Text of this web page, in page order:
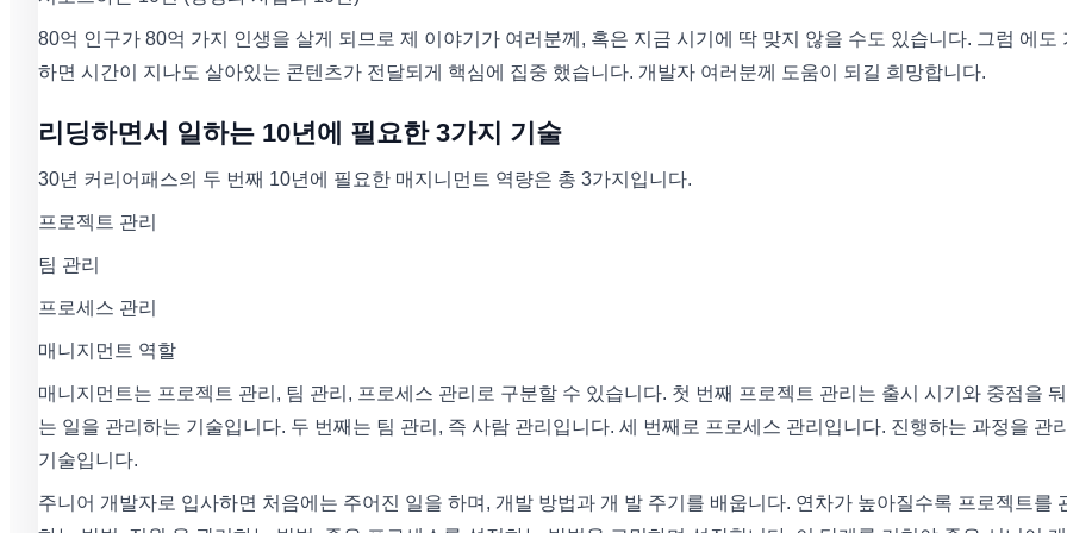
80억 인구가 80억 가지 인생을 살게 되므로 제 이야기가 여러분께, 혹은 지금 시기에 딱 맞지 않을 수도 있습니다. 그럼 에도
하면 시간이 지나도 살아있는 콘텐츠가 전달되게 핵심에 집중 했습니다. 개발자 여러분께 도움이 되길 희망합니다.
리딩하면서 일하는 10년에 필요한 3가지 기술
30년 커리어패스의 두 번째 10년에 필요한 매지니먼트 역량은 총 3가지입니다.
프로젝트 관리
팀 관리
프로세스 관리
매니지먼트 역할
매니지먼트는 프로젝트 관리, 팀 관리, 프로세스 관리로 구분할 수 있습니다. 첫 번째 프로젝트 관리는 출시 시기와 중점을
는 일을 관리하는 기술입니다. 두 번째는 팀 관리, 즉 사람 관리입니다. 세 번째로 프로세스 관리입니다. 진행하는 과정을 관
기술입니다.
주니어 개발자로 입사하면 처음에는 주어진 일을 하며, 개발 방법과 개 발 주기를 배웁니다. 연차가 높아질수록 프로젝트를